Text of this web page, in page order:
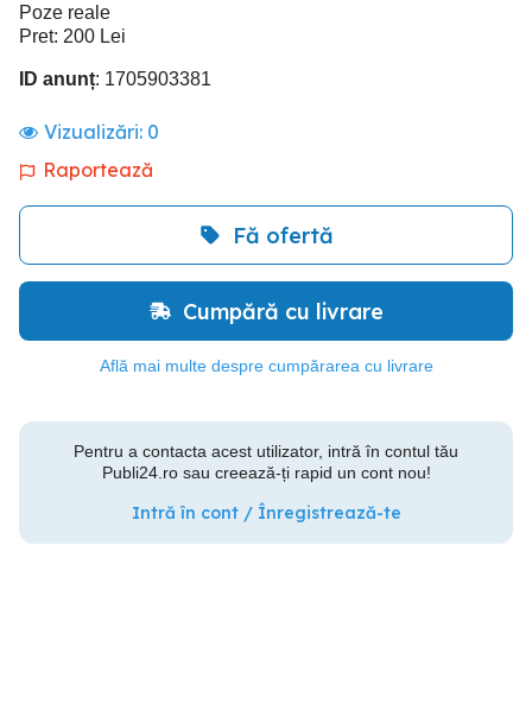
Poze reale
Pret: 200 Lei
ID anunț: 1705903381
Vizualizări: 0
Raportează
Fă ofertă
Cumpără cu livrare
Află mai multe despre cumpărarea cu livrare
Pentru a contacta acest utilizator, intră în contul tău
Publi24.ro sau creează-ți rapid un cont nou!
Intră în cont / Înregistrează-te